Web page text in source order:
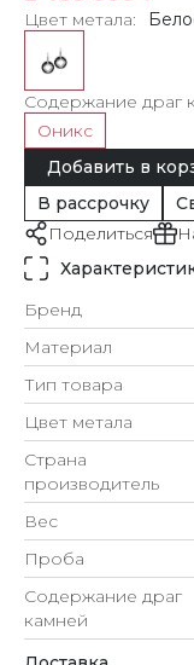
Цвет метала
Содержание драг
Оникс
Добавить в
В рассрочку
Поделиться
Бренд
Материал
Тип товара
Цвет метала
Страна
производитель
Вес
Проба
Содержание драг
камней